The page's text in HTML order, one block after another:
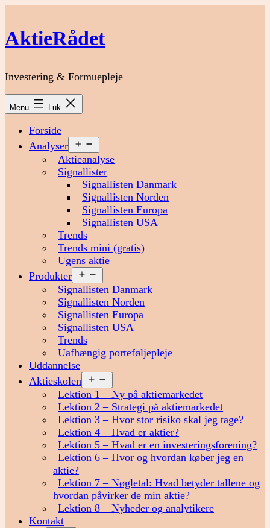
indhold
AktieRådet
Investering & Formuepleje
Menu Luk
Forside
Analyser
menu
Aktieanalyse
Signallister
Signallisten Danmark
Signallisten Norden
Signallisten Europa
Signallisten USA
Trends
Trends mini (gratis)
Ugens aktie
Produkter
menu
Signallisten Danmark
Signallisten Norden
Signallisten Europa
Signallisten USA
Trends
Uafhængig porteføljepleje
Uddannelse
Aktieskolen
menu
Lektion 1 – Ny på aktiemarkedet
Lektion 2 – Strategi på aktiemarkedet
Lektion 3 – Hvor stor risiko skal jeg tage?
Lektion 4 – Hvad er aktier?
Lektion 5 – Hvad er en investeringsforening?
Lektion 6 – Hvor og hvordan køber jeg en
aktie?
Lektion 7 – Nøgletal: Hvad betyder tallene og
hvordan påvirker de min aktie?
Lektion 8 – Nyheder og analytikere
Kontakt